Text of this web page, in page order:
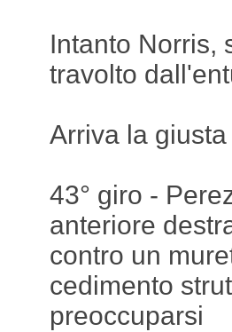
Intanto Norris,
travolto
Arriva la
43° giro -
anteriore
contro un
cedimento
preoccuparsi